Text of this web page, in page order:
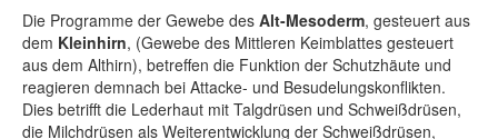
Die Programme der Gewebe des Alt-Mesoderm, gesteuert aus
dem Kleinhirn, (Gewebe des Mittleren Keimblattes gesteuert
aus dem Althirn), betreffen die Funktion der Schutzhäute und
reagieren demnach bei Attacke- und Besudelungskonflikten.
Dies betrifft die Lederhaut mit Talgdrüsen und Schweißdrüsen,
die Milchdrüsen als Weiterentwicklung der Schweißdrüsen,